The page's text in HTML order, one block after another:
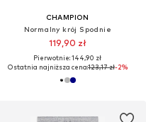
CHAMPION
Normalny krój Spodnie
119,90 zł
Pierwotnie: 144,90 zł
Ostatnia najniższa cena:123,17 zł-2%